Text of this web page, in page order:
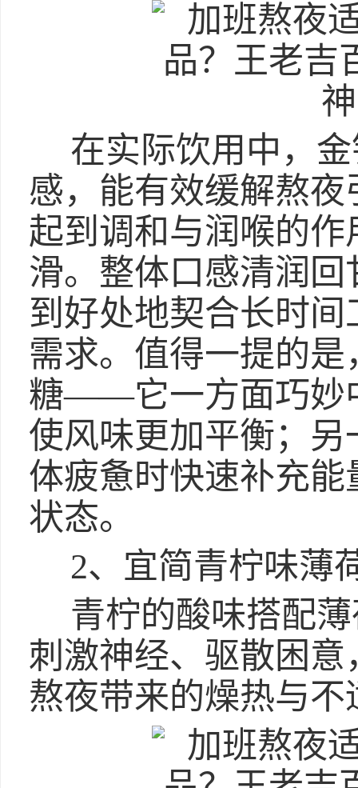
在实际饮用中，
感，能有效缓解熬
起到调和与润喉的
滑。整体口感清润
到好处地契合长时
需求。值得一提的
糖——它一方面巧妙
使风味更加平衡；
体疲惫时快速补充
状态。
2、宜简青柠味薄
青柠的酸味搭配
刺激神经、驱散困
熬夜带来的燥热与不